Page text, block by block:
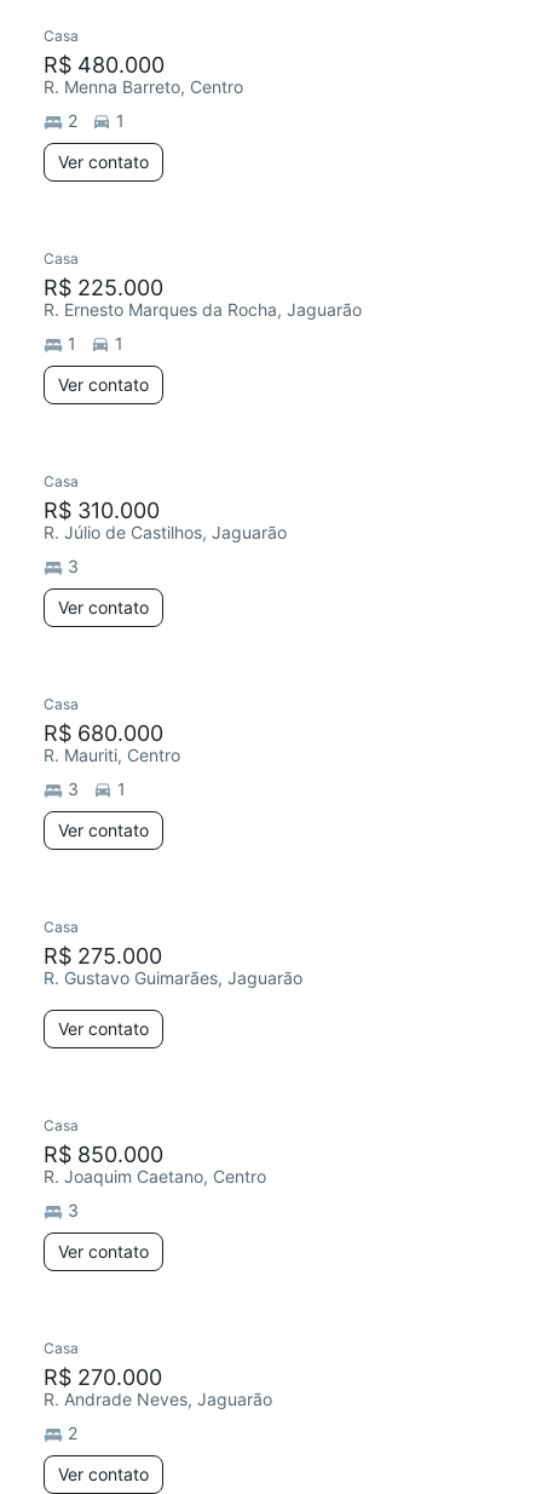
Casa
R$ 480.000
R. Menna Barreto, Centro
2
1
Ver contato
Casa
R$ 225.000
R. Ernesto Marques da Rocha, Jaguarão
1
1
Ver contato
Casa
R$ 310.000
R. Júlio de Castilhos, Jaguarão
3
Ver contato
Casa
R$ 680.000
R. Mauriti, Centro
3
1
Ver contato
Casa
R$ 275.000
R. Gustavo Guimarães, Jaguarão
Ver contato
Casa
R$ 850.000
R. Joaquim Caetano, Centro
3
Ver contato
Casa
R$ 270.000
R. Andrade Neves, Jaguarão
2
Ver contato